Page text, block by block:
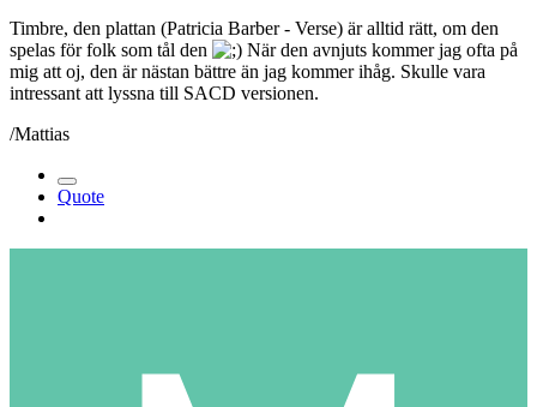
Timbre, den plattan (Patricia Barber - Verse) är alltid rätt, om den
spelas för folk som tål den
När den avnjuts kommer jag ofta på
mig att oj, den är nästan bättre än jag kommer ihåg. Skulle vara
intressant att lyssna till SACD versionen.
/Mattias
Quote